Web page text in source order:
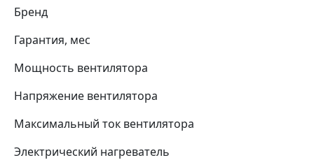
Бренд
Гарантия, мес
Мощность вентилятора
Напряжение вентилятора
Максимальный ток вентилятора
Электрический нагреватель